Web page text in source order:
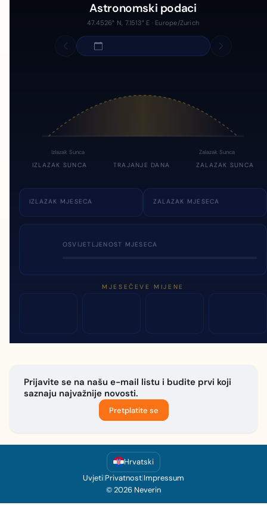
Astronomski podaci
47.4526° N, 7.1513° E · Europe/Zurich
Izlazak Sunca Zalazak Sunca
IZLAZAK SUNCA TRAJANJE DANA ZALAZAK SUNCA
IZLAZAK MJESECA ZALAZAK MJESECA
OSVIJETLJENOST MJESECA
MJESEČEVE MIJENE
Prijavite se na našu e-mail listu i budite prvi koji
saznaju najvažnije novosti.
Pretplatite se
Hrvatski
Uvjeti|Privatnost|Impressum
© 2026 Neverin